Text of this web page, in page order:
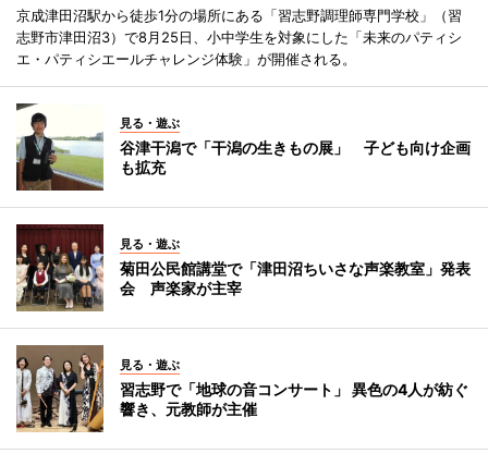
京成津田沼駅から徒歩1分の場所にある「習志野調理師専門学校」（習
志野市津田沼3）で8月25日、小中学生を対象にした「未来のパティシ
エ・パティシエールチャレンジ体験」が開催される。
見る・遊ぶ
谷津干潟で「干潟の生きもの展」 子ども向け企画
も拡充
見る・遊ぶ
菊田公民館講堂で「津田沼ちいさな声楽教室」発表
会 声楽家が主宰
見る・遊ぶ
習志野で「地球の音コンサート」 異色の4人が紡ぐ
響き、元教師が主催